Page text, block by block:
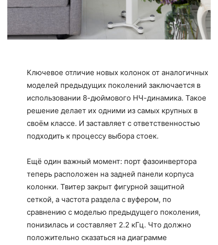
Ключевое отличие новых колонок от аналогичных
моделей предыдущих поколений заключается в
использовании 8-дюймового НЧ-динамика. Такое
решение делает их одними из самых крупных в
своём классе. И заставляет с ответственностью
подходить к процессу выбора стоек.
Ещё один важный момент: порт фазоинвертора
теперь расположен на задней панели корпуса
колонки. Твитер закрыт фигурной защитной
сеткой, а частота раздела с вуфером, по
сравнению с моделью предыдущего поколения,
понизилась и составляет 2.2 кГц. Что должно
положительно сказаться на диаграмме